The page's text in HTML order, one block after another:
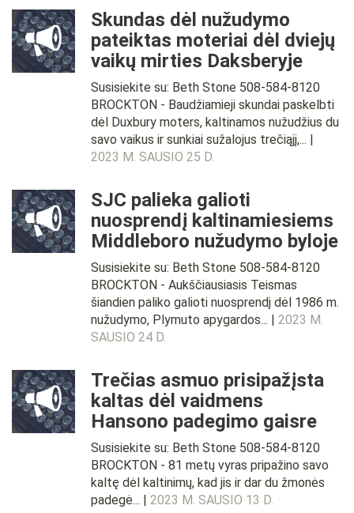
Skundas dėl nužudymo
pateiktas moteriai dėl dviejų
vaikų mirties Daksberyje
Susisiekite su: Beth Stone 508-584-8120
BROCKTON - Baudžiamieji skundai paskelbti
dėl Duxbury moters, kaltinamos nužudžius du
savo vaikus ir sunkiai sužalojus trečiąjį,... |
2023 M. SAUSIO 25 D.
SJC palieka galioti
nuosprendį kaltinamiesiems
Middleboro nužudymo byloje
Susisiekite su: Beth Stone 508-584-8120
BROCKTON - Aukščiausiasis Teismas
šiandien paliko galioti nuosprendį dėl 1986 m.
nužudymo, Plymuto apygardos... | 2023 M.
SAUSIO 24 D.
Trečias asmuo prisipažįsta
kaltas dėl vaidmens
Hansono padegimo gaisre
Susisiekite su: Beth Stone 508-584-8120
BROCKTON - 81 metų vyras pripažino savo
kaltę dėl kaltinimų, kad jis ir dar du žmonės
padegė... | 2023 M. SAUSIO 13 D.